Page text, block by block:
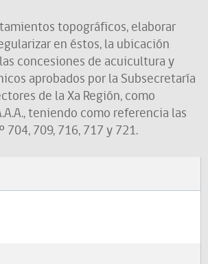
topográficos, elaborar
en éstos, la ubicación
concesiones de acuicultura y
aprobados por la Subsecretaría
de la Xa Región, como
teniendo como referencia las
704, 709, 716, 717 y 721.